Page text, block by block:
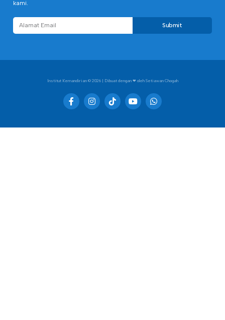
kami.
Submit
Institut Kemandirian © 2026 | Dibuat dengan ❤︎ oleh Setiawan Chogah